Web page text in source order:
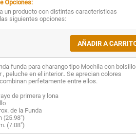
Opciones:
un producto con distintas características
siguientes opciones:
funda para charango tipo Mochila con bolsillo
, peluche en el interior.. Se aprecian colores
perfetamente entre ellos.
de primera y lona
de la Funda
(25.98")
(7.08")